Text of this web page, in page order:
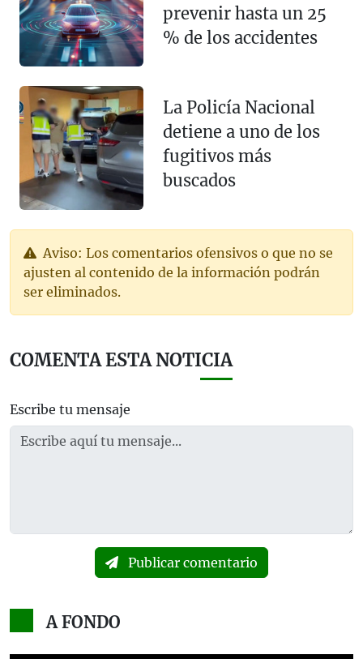
prevenir hasta un 25
% de los accidentes
La Policía Nacional
detiene a uno de los
fugitivos más
buscados
Aviso: Los comentarios ofensivos o que no se
ajusten al contenido de la información podrán
ser eliminados.
COMENTA ESTA NOTICIA
Escribe tu mensaje
Publicar comentario
A FONDO